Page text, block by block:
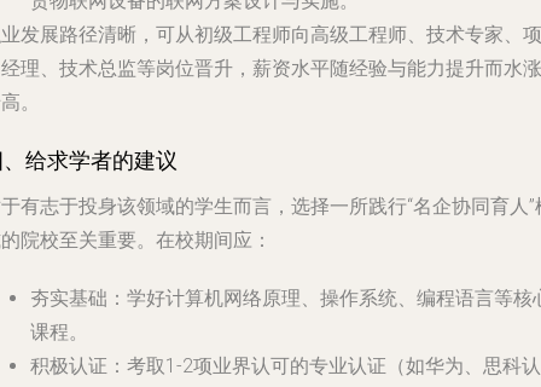
发展路径清晰，可从初级工程师向高级工程师、技术专家、项
理、技术总监等岗位晋升，薪资水平随经验与能力提升而水涨
。
给求学者的建议
有志于投身该领域的学生而言，选择一所践行“名企协同育人”
院校至关重要。在校期间应：
夯实基础 ：学好计算机网络原理、操作系统、编程语言等核
课程。
积极认证 ：考取1-2项业界认可的专业认证（如华为、思科认